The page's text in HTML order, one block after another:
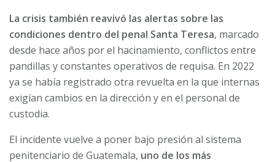
La crisis también reavivó las alertas sobre las
condiciones dentro del penal Santa Teresa, marcado
desde hace años por el hacinamiento, conflictos entre
pandillas y constantes operativos de requisa. En 2022
ya se había registrado otra revuelta en la que internas
exigían cambios en la dirección y en el personal de
custodia.
El incidente vuelve a poner bajo presión al sistema
penitenciario de Guatemala, uno de los más